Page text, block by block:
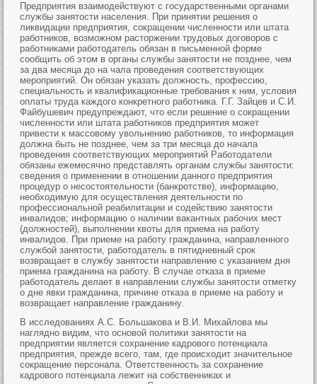
Предприятия взаимодействуют с государственными органами
службы занятости населения. При принятии решения о
ликвидации предприятия, сокращении численности или штата
работников, возможном расторжении трудовых договоров с
работниками работодатель обязан в письменной форме
сообщить об этом в органы службы занятости не позднее, чем
за два месяца до на чала проведения соответствующих
мероприятий. Он обязан указать должность, профессию,
специальность и квалификационные требования к ним, условия
оплаты труда каждого конкретного работника. Г.Г. Зайцев и С.И.
Файбушевич предупреждают, что если решение о сокращении
численности или штата работников предприятия может
привести к массовому увольнению работников, то информация
должна быть не позднее, чем за три месяца до начала
проведения соответствующих мероприятий Работодатели
обязаны ежемесячно представлять органам службы занятости:
сведения о применении в отношении данного предприятия
процедур о несостоятельности (банкротстве), информацию,
необходимую для осуществления деятельности по
профессиональной реабилитации и содействию занятости
инвалидов; информацию о наличии вакантных рабочих мест
(должностей), выполнении квоты для приема на работу
инвалидов. При приеме на работу гражданина, направленного
службой занятости, работодатель в пятидневный срок
возвращает в службу занятости направление с указанием дня
приема гражданина на работу. В случае отказа в приеме
работодатель делает в направлении службы занятости отметку
о дне явки гражданина, причине отказа в приеме на работу и
возвращает направление гражданину.
В исследованиях А.С. Большакова и В.И. Михайлова мы
наглядно видим, что основой политики занятости на
предприятии является сохранение кадрового потенциала
предприятия, прежде всего, там, где происходит значительное
сокращение персонала. Ответственность за сохранение
кадрового потенциала лежит на собственниках и